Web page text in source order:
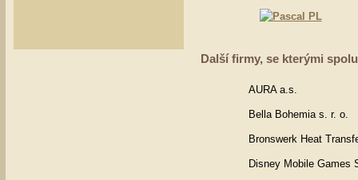
Další firmy, se kterými
AURA a.s.
Bella Bohemia s. r. o.
Bronswerk Heat
Disney Mobile Games